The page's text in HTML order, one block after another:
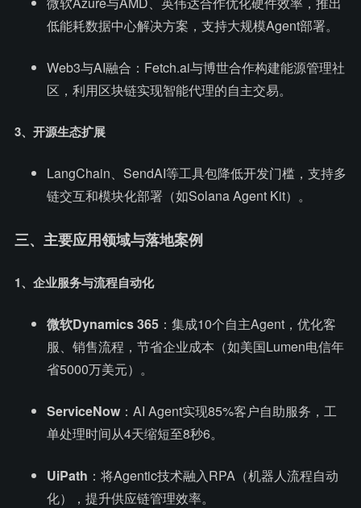
低能耗数据中心解决方案，支持大规模Agent部署。
Web3与AI融合：Fetch.ai与博世合作构建能源管理社
区，利用区块链实现智能代理的自主交易。
3、开源生态扩展
LangChain、SendAI等工具包降低开发门槛，支持多
链交互和模块化部署（如Solana Agent Kit）。
三、主要应用领域与落地案例
1、企业服务与流程自动化
微软Dynamics 365 ：集成10个自主Agent，优化客
服、销售流程，节省企业成本（如美国Lumen电信年
省5000万美元）。
ServiceNow ：AI Agent实现85%客户自助服务，工
单处理时间从4天缩短至8秒6。
UiPath ：将Agentic技术融入RPA（机器人流程自动
化），提升供应链管理效率。